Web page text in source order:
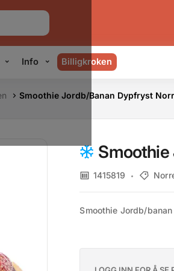
Info Billigkroken
Smoothie Jordb/Banan Dypfryst
Smoothie
1415819
Smoothie Jordb/banan